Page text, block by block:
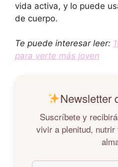
vida activa, y lo puede
de cuerpo.
Te puede interesar leer:
para verte más joven
Newsletter
Suscríbete y
vivir a plenitud,